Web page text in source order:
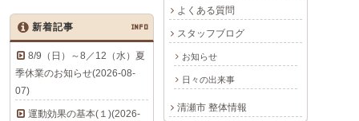
よくある質問
スタッフブログ
お知らせ
日々の出来事
清瀬市 整体情報
新着記事 INFO
8/9（日）～8／12（水）夏
季休業のお知らせ(2026-08-
07)
運動効果の基本(１)(2026-